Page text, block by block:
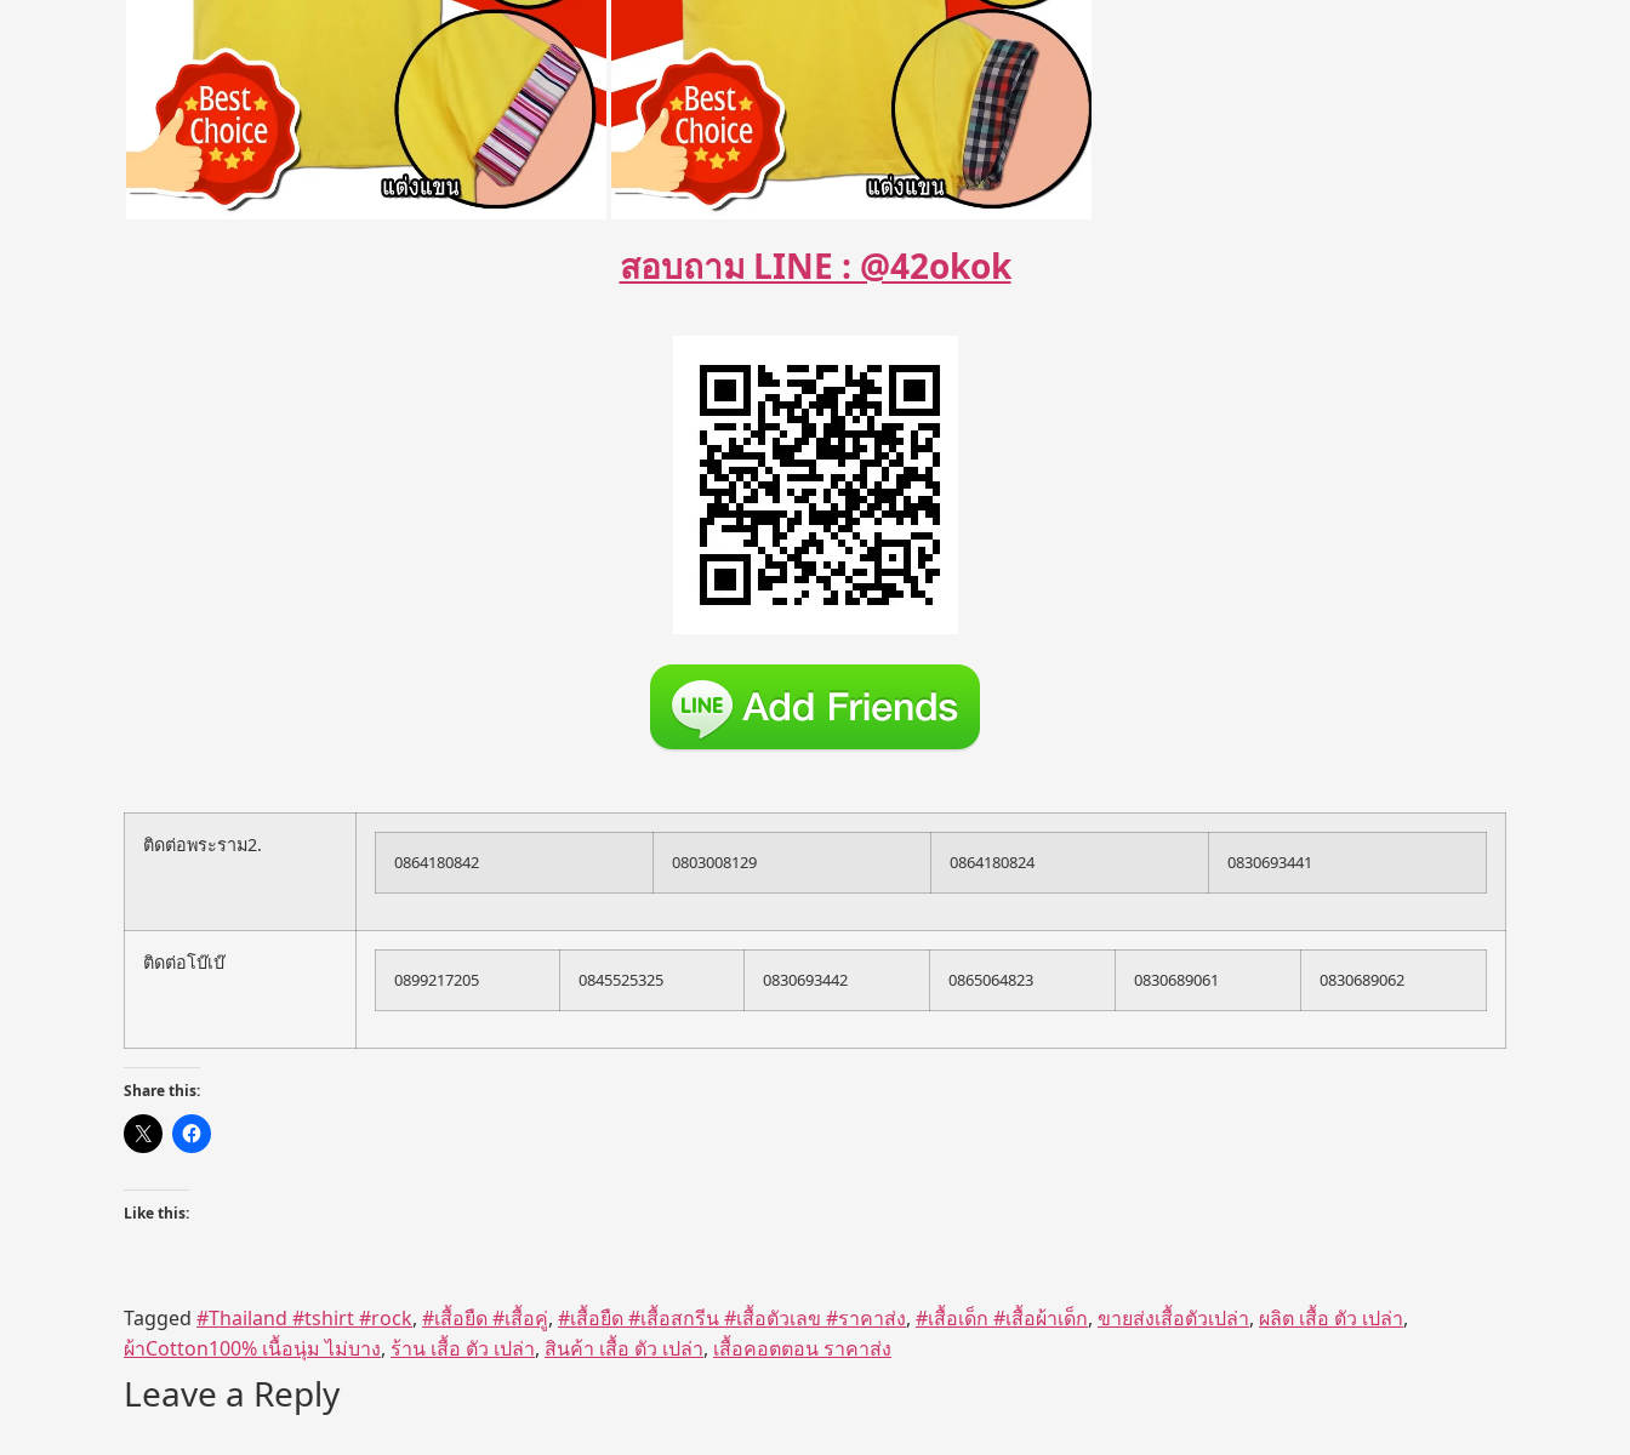
สอบถาม LINE : @42okok
ติดต่อพระราม2.
0864180842 0803008129 0864180824 0830693441
ติดต่อโบ๊เบ๊
0899217205 0845525325 0830693442 0865064823 0830689061 0830689062
Share this:
Like this:
Tagged #Thailand #tshirt #rock, #เสื้อยืด #เสื้อคู่, #เสื้อยืด #เสื้อสกรีน #เสื้อตัวเลข #ราคาส่ง, #เสื้อเด็ก #เสื้อผ้าเด็ก, ขายส่งเสื้อตัวเปล่า, ผลิต เสื้อ ตัว เปล่า,
ผ้าCotton100% เนื้อนุ่ม ไม่บาง, ร้าน เสื้อ ตัว เปล่า, สินค้า เสื้อ ตัว เปล่า, เสื้อคอตตอน ราคาส่ง
Leave a Reply